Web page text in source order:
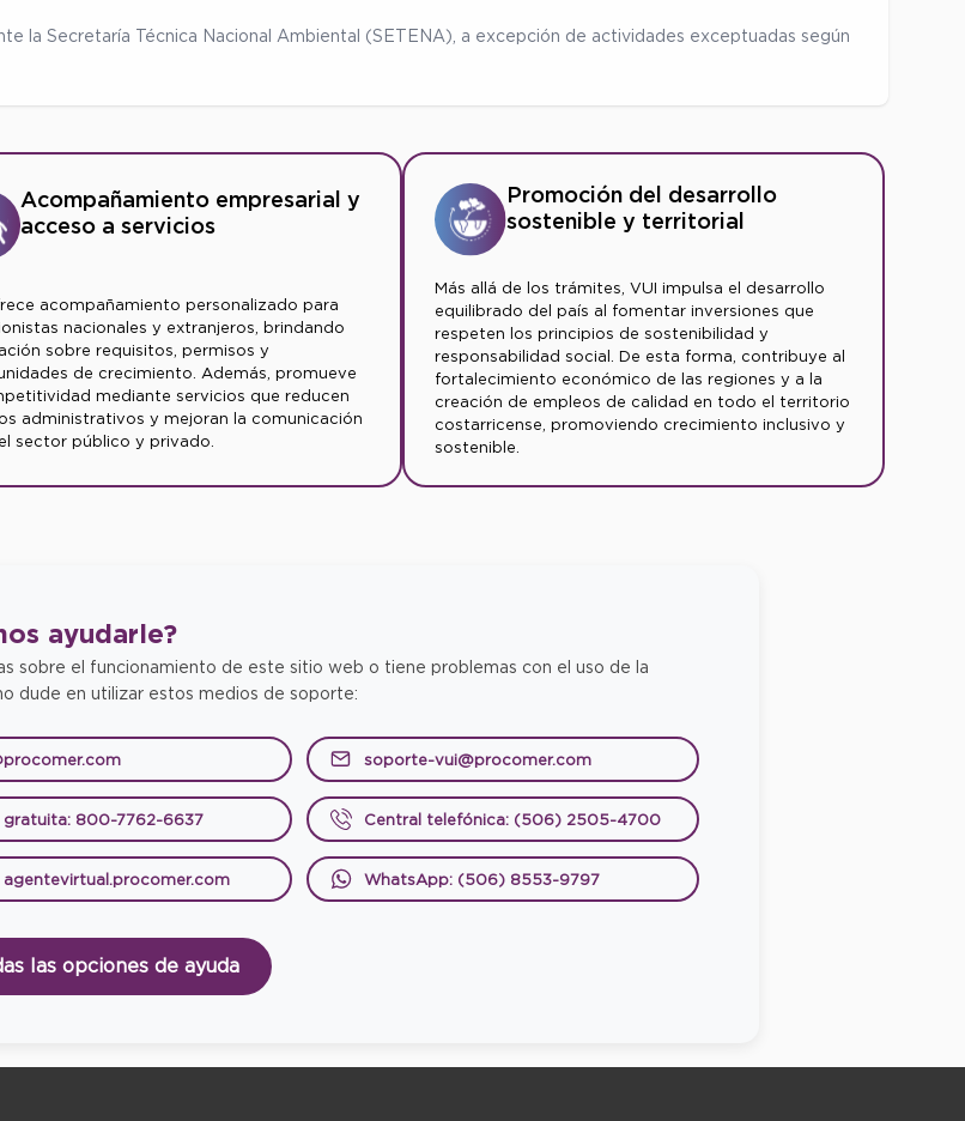
la Secretaría Técnica Nacional Ambiental (SETENA), a excepción de actividades exceptuadas según
Acompañamiento empresarial y
acceso a servicios
acompañamiento personalizado para
nacionales y extranjeros, brindando
sobre requisitos, permisos y
de crecimiento. Además, promueve
mediante servicios que reducen
administrativos y mejoran la comunicación
sector público y privado.
Promoción del desarrollo
sostenible y territorial
Más allá de los trámites, VUI impulsa el desarrollo
equilibrado del país al fomentar inversiones que
respeten los principios de sostenibilidad y
responsabilidad social. De esta forma, contribuye al
fortalecimiento económico de las regiones y a la
creación de empleos de calidad en todo el territorio
costarricense, promoviendo crecimiento inclusivo y
sostenible.
ayudarle?
sobre el funcionamiento de este sitio web o tiene problemas con el uso de la
dude en utilizar estos medios de soporte:
soporte-vui@procomer.com
gratuita: 800-7762-6637 Central telefónica: (506) 2505-4700
agentevirtual.procomer.com WhatsApp: (506) 8553-9797
las opciones de ayuda